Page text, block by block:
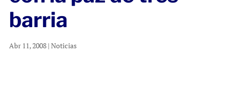
barria
Abr 11, 2008| Noticias